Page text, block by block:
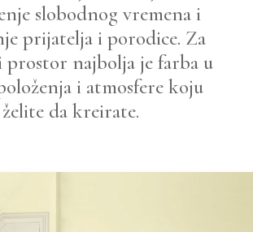
slobodnog vremena i
prijatelja i porodice. Za
prostor najbolja je farba u
i atmosfere koju
želite da kreirate.